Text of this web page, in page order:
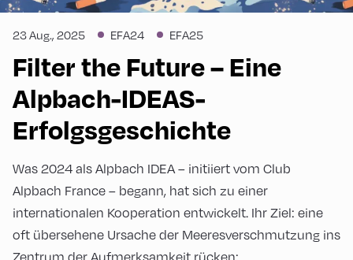
23 Aug., 2025 EFA24 EFA25
Filter the Future – Eine
Alpbach-IDEAS-
Erfolgsgeschichte
Was 2024 als Alpbach IDEA – initiiert vom Club
Alpbach France – begann, hat sich zu einer
internationalen Kooperation entwickelt. Ihr Ziel: eine
oft übersehene Ursache der Meeresverschmutzung ins